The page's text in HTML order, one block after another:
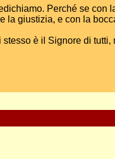
Perché se con
la giustizia, e con la
è il Signore di